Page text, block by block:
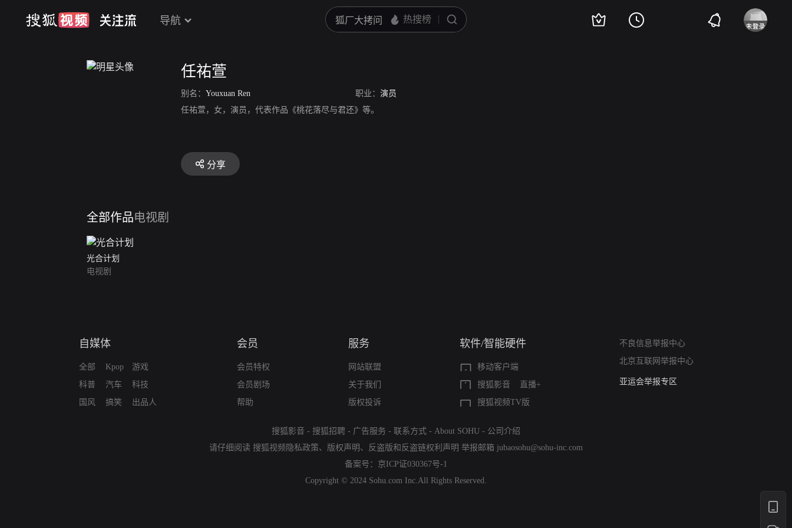
导航
任祐萱
别名： Youxuan Ren 职业： 演员
任祐萱，女，演员，代表作品《桃花落尽与君还》等。
分享
全部作品电视剧
光合计划
电视剧
自媒体
全部
科普
国风
Kpop
汽车
搞笑
游戏
科技
出品人
会员
会员特权
会员剧场
帮助
服务
网站联盟
关于我们
版权投诉
软件/智能硬件
移动客户端
搜狐影音
直播+
搜狐视频TV版
不良信息举报中心
北京互联网举报中心
算法推荐专项举报
亚运会举报专区
搜狐影音 - 搜狐招聘 - 广告服务 - 联系方式 - About SOHU - 公司介绍
请仔细阅读 搜狐视频隐私政策、 版权声明 、 反盗版和反盗链权利声明 举报邮箱 jubaosohu@sohu-inc.com
备案号： 京ICP证030367号-1
Copyright © 2024 Sohu.com Inc.All Rights Reserved.